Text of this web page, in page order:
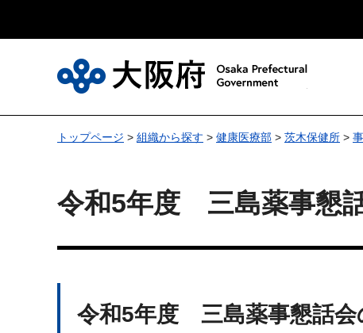
トップページ > 組織から探す > 健康医療部 > 茨木保健所 >
令和5年度 三島薬事懇
令和5年度 三島薬事懇話会